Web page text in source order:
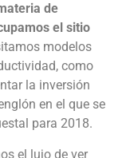
de
el sitio
modelos
como
la inversión
en el que se
para 2018.
el lujo de ver